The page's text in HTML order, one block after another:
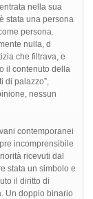
nella sua
stata una persona
persona.
nulla, d
che filtrava, e
il contenuto della
di palazzo”,
nessun
contemporanei
incomprensibile
ricevuti dal
stata un simbolo e
il diritto di
Un doppio binario